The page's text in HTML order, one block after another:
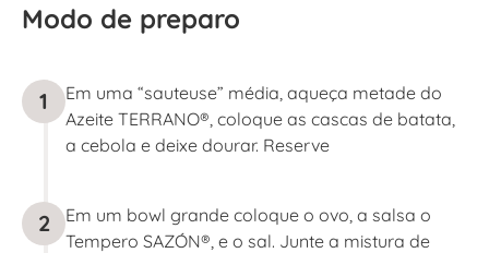
Modo de preparo
1
Em uma “sauteuse” média, aqueça metade do
Azeite TERRANO®, coloque as cascas de batata,
a cebola e deixe dourar. Reserve
2
Em um bowl grande coloque o ovo, a salsa o
Tempero SAZÓN®, e o sal. Junte a mistura de